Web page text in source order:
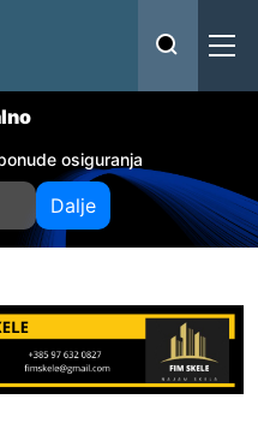
osiguranja
Dalje